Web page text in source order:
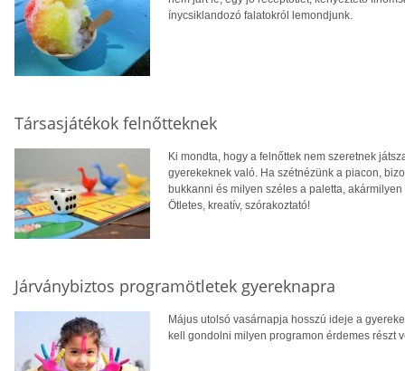
ínycsiklandozó falatokról lemondjunk.
Társasjátékok felnőtteknek
Ki mondta, hogy a felnőttek nem szeretnek
gyerekeknek való. Ha szétnézünk a piacon,
bukkanni és milyen széles a paletta,
Ötletes, kreatív, szórakoztató!
Járványbiztos programötletek gyereknapra
Május utolsó vasárnapja hosszú ideje a
kell gondolni milyen programon érdemes részt